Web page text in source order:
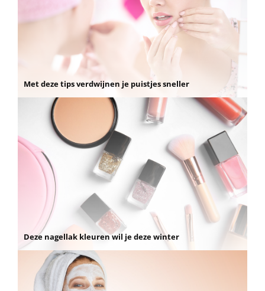
Met deze tips verdwijnen je puistjes sneller
Deze nagellak kleuren wil je deze winter